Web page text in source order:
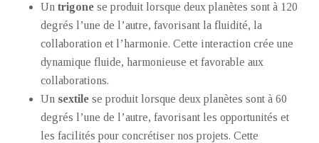
Un trigone se produit lorsque deux planètes sont à 120
degrés l’une de l’autre, favorisant la fluidité, la
collaboration et l’harmonie. Cette interaction crée une
dynamique fluide, harmonieuse et favorable aux
collaborations.
Un sextile se produit lorsque deux planètes sont à 60
degrés l’une de l’autre, favorisant les opportunités et
les facilités pour concrétiser nos projets. Cette